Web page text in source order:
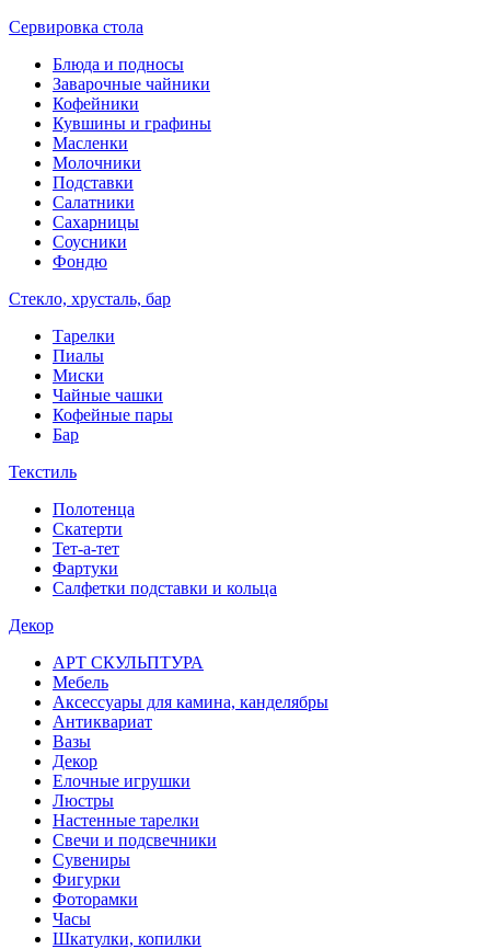
Сервировка стола
Блюда и подносы
Заварочные чайники
Кофейники
Кувшины и графины
Масленки
Молочники
Подставки
Салатники
Сахарницы
Соусники
Фондю
Стекло, хрусталь, бар
Тарелки
Пиалы
Миски
Чайные чашки
Кофейные пары
Бар
Текстиль
Полотенца
Скатерти
Тет-а-тет
Фартуки
Салфетки подставки и кольца
Декор
АРТ СКУЛЬПТУРА
Мебель
Аксессуары для камина, канделябры
Антиквариат
Вазы
Декор
Елочные игрушки
Люстры
Настенные тарелки
Свечи и подсвечники
Сувениры
Фигурки
Фоторамки
Часы
Шкатулки, копилки